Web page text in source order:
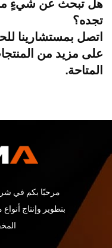
هل تبحث عن شيءٍ ما
تجده؟
اتصل بمستشارينا
على مزيد من
المتاحة.
مرحبًا بكم في
بتطوير وإنتاج